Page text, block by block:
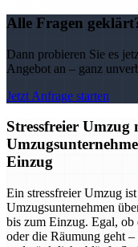
Alle Fragen
Dann probieren Sie es
Angebot an – ganz
Jetzt Anfrage starten
Stressfreier Umzug
Einzug
Ein stressfreier Umzug
Umzugsunternehmen
bis zum Einzug. Egal, ob
oder die Räumung geht